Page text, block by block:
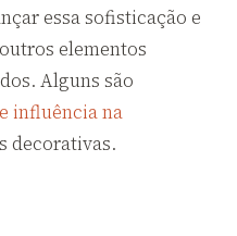
essa sofisticação e
elementos
Alguns são
influência na
decorativas.